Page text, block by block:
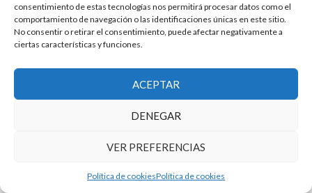
consentimiento de estas tecnologías nos permitirá procesar datos como el
comportamiento de navegación o las identificaciones únicas en este sitio.
No consentir o retirar el consentimiento, puede afectar negativamente a
ciertas características y funciones.
ACEPTAR
DENEGAR
VER PREFERENCIAS
Política de cookiesPolítica de cookies